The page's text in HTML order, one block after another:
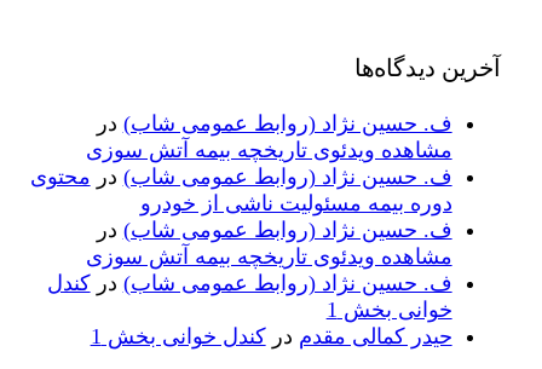
آخرین دیدگاه‌ها
ف. حسین نژاد (روابط عمومی شاب)در
مشاهده ویدئوی تاریخچه بیمه آتش سوزی
ف. حسین نژاد (روابط عمومی شاب)در محتوی
دوره بیمه مسئولیت ناشی از خودرو
ف. حسین نژاد (روابط عمومی شاب)در
مشاهده ویدئوی تاریخچه بیمه آتش سوزی
ف. حسین نژاد (روابط عمومی شاب)در کندل
خوانی بخش 1
حیدر کمالی مقدمدر کندل خوانی بخش 1